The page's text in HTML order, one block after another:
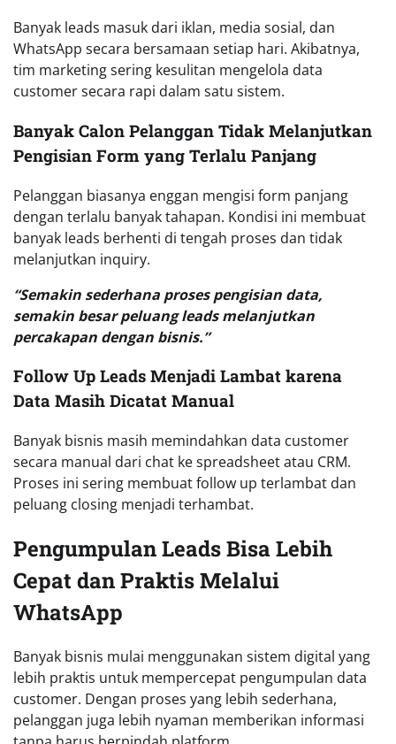
Banyak leads masuk dari iklan, media sosial, dan
WhatsApp secara bersamaan setiap hari. Akibatnya,
tim marketing sering kesulitan mengelola data
customer secara rapi dalam satu sistem.
Banyak Calon Pelanggan Tidak Melanjutkan
Pengisian Form yang Terlalu Panjang
Pelanggan biasanya enggan mengisi form panjang
dengan terlalu banyak tahapan. Kondisi ini membuat
banyak leads berhenti di tengah proses dan tidak
melanjutkan inquiry.
“Semakin sederhana proses pengisian data,
semakin besar peluang leads melanjutkan
percakapan dengan bisnis.”
Follow Up Leads Menjadi Lambat karena
Data Masih Dicatat Manual
Banyak bisnis masih memindahkan data customer
secara manual dari chat ke spreadsheet atau CRM.
Proses ini sering membuat follow up terlambat dan
peluang closing menjadi terhambat.
Pengumpulan Leads Bisa Lebih
Cepat dan Praktis Melalui
WhatsApp
Banyak bisnis mulai menggunakan sistem digital yang
lebih praktis untuk mempercepat pengumpulan data
customer. Dengan proses yang lebih sederhana,
pelanggan juga lebih nyaman memberikan informasi